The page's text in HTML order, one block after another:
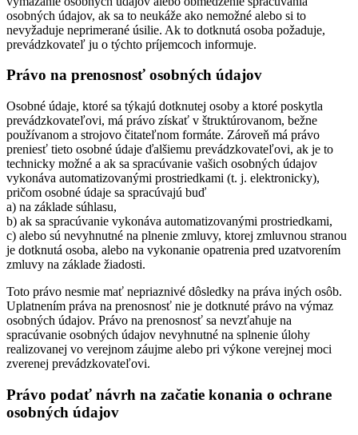
osobných údajov, ak sa to neukáže ako nemožné alebo si to
nevyžaduje neprimerané úsilie. Ak to dotknutá osoba požaduje,
prevádzkovateľ ju o týchto príjemcoch informuje.
Právo na prenosnosť osobných údajov
Osobné údaje, ktoré sa týkajú dotknutej osoby a ktoré poskytla
prevádzkovateľovi, má právo získať v štruktúrovanom, bežne
používanom a strojovo čitateľnom formáte. Zároveň má právo
preniesť tieto osobné údaje ďalšiemu prevádzkovateľovi, ak je to
technicky možné a ak sa spracúvanie vašich osobných údajov
vykonáva automatizovanými prostriedkami (t. j. elektronicky),
pričom osobné údaje sa spracúvajú buď
a) na základe súhlasu,
b) ak sa spracúvanie vykonáva automatizovanými prostriedkami,
c) alebo sú nevyhnutné na plnenie zmluvy, ktorej zmluvnou stranou
je dotknutá osoba, alebo na vykonanie opatrenia pred uzatvorením
zmluvy na základe žiadosti.
Toto právo nesmie mať nepriaznivé dôsledky na práva iných osôb.
Uplatnením práva na prenosnosť nie je dotknuté právo na výmaz
osobných údajov. Právo na prenosnosť sa nevzťahuje na
spracúvanie osobných údajov nevyhnutné na splnenie úlohy
realizovanej vo verejnom záujme alebo pri výkone verejnej moci
zverenej prevádzkovateľovi.
Právo podať návrh na začatie konania o ochrane
osobných údajov